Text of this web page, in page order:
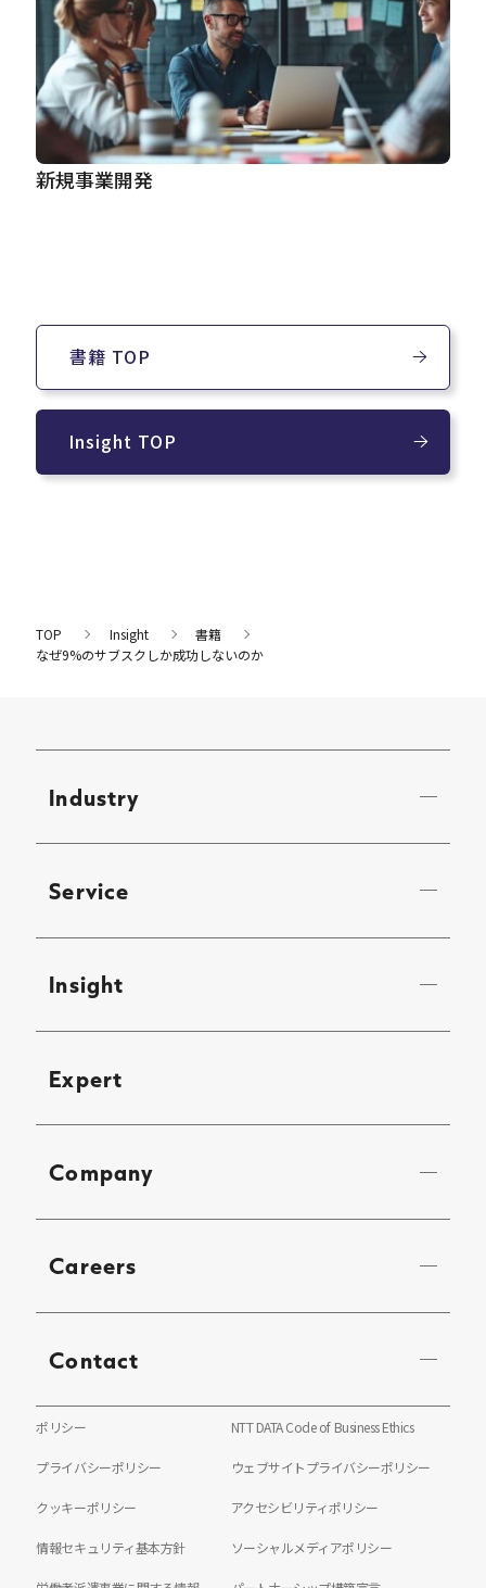
新規事業開発
書籍 TOP
Insight TOP
TOP Insight
書籍
なぜ9%のサブスクしか成功しないのか
Industry
Service
Insight
Expert
Company
Careers
Contact
ポリシー NTT DATA Code of Business Ethics
プライバシーポリシー ウェブサイトプライバシーポリシー
クッキーポリシー アクセシビリティポリシー
情報セキュリティ基本方針 ソーシャルメディアポリシー